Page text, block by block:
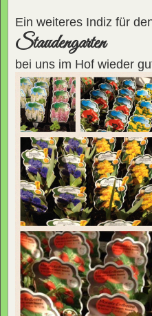
Ein weiteres Indiz für
Staudengarten
bei uns im Hof wieder